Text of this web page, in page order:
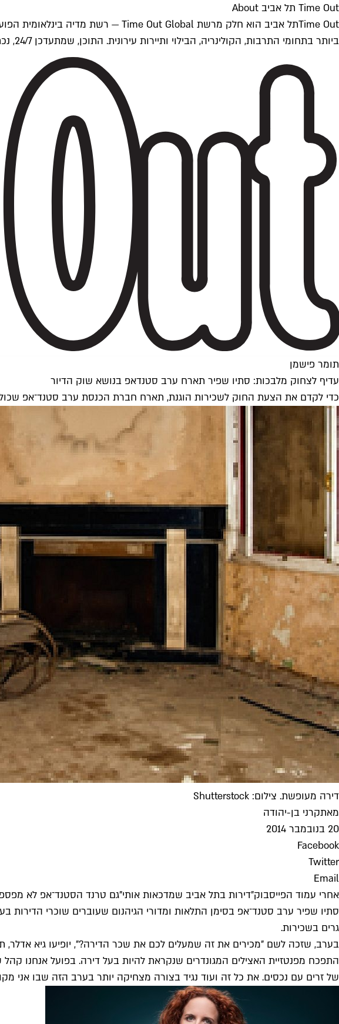
Time Out תל אביב About
ביותר בתחומי התרבות, הקולינריה, הבילוי ותיירות עירונית. התוכן, שמתעדכן 24/7, נכתב ונערך על ידי צוות עיתונאים מקצועי מקומי בישראל, בהתאם לסטנדרטים של Time Out העולמית.
תומר פישמן
עדיף לצחוק מלבכות: סתיו שפיר תארח ערב סטנדאפ בנושא שוק הדיור
כדי לקדם את הצעת החוק לשכירות הוגנת, תארח חברת הכנסת ערב סטנד־אפ שכולו
דירה מעופשת. צילום: Shutterstock
מאתקרני בן-יהודה
20 בנובמבר 2014
Facebook
Twitter
Email
אחרי עמוד הפייסבוק"דירות בתל אביב שמדכאות אותי"
סתיו שפיר ערב סטנד־אפ בסימן התלאות ומדורי הגיהנום שעוברים שוכרי
גרים בשכירות.
בערב, שזכה לשם "מכירים את זה שמעלים לכם את שכר הדירה?", יופיעו גיא אדלר,
התפכח מפנטזיית האצילים המגונדרים שנקראת להיות בעל דירה. בפועל אנחנו
של זרים עם נכסים. את כל זה ועוד נגיד בצורה מצחיקה יותר בערב הזה שבו אני